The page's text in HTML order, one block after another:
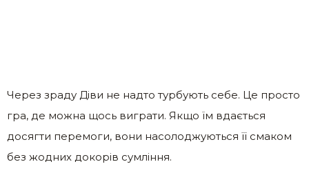
Через зраду Діви не надто турбують себе. Це просто
гра, де можна щось виграти. Якщо їм вдається
досягти перемоги, вони насолоджуються її смаком
без жодних докорів сумління.